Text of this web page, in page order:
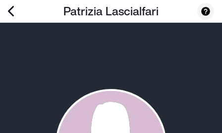
Patrizia Lascialfari